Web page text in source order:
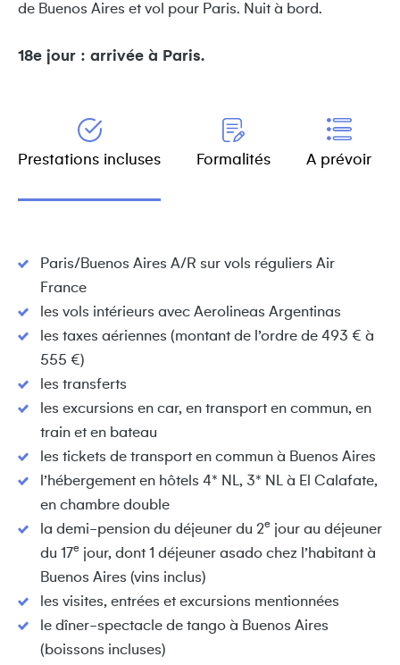
de Buenos Aires et vol pour Paris. Nuit à bord.
18e jour : arrivée à Paris.
Prestations incluses Formalités A prévoir
Paris/Buenos Aires A/R sur vols réguliers Air
France
les vols intérieurs avec Aerolineas Argentinas
les taxes aériennes (montant de l’ordre de 493 € à
555 €)
les transferts
les excursions en car, en transport en commun, en
train et en bateau
les tickets de transport en commun à Buenos Aires
l’hébergement en hôtels 4* NL, 3* NL à El Calafate,
en chambre double
la demi-pension du déjeuner du 2e jour au déjeuner
du 17e jour, dont 1 déjeuner asado chez l’habitant à
Buenos Aires (vins inclus)
les visites, entrées et excursions mentionnées
le dîner-spectacle de tango à Buenos Aires
(boissons incluses)